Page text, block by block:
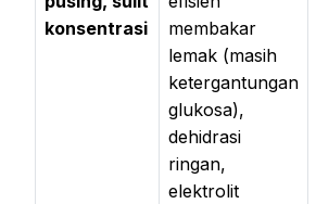
konsentrasi
membakar
lemak (masih
ketergantungan
glukosa),
dehidrasi
ringan,
elektrolit